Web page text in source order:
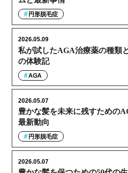
円形脱毛症
私が試したAGA治療薬の種類
の体験記
2026.05.09
AGA
豊かな髪を未来に残すための
最新動向
2026.05.07
円形脱毛症
2026.05.07